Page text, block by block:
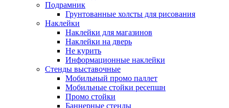
Подрамник
Грунтованные холсты для рисования
Наклейки
Наклейки для магазинов
Наклейки на дверь
Не курить
Информационные наклейки
Стенды выставочные
Мобильный промо паллет
Мобильные стойки ресепшн
Промо стойки
Баннерные стенды